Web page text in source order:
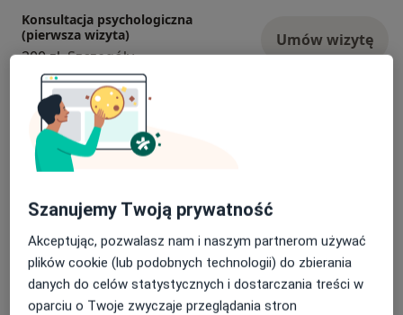
Konsultacja psychologiczna
(pierwsza wizyta)
200 zł Szczegóły
Umów wizytę
Konsultacja psychologiczna online
160 zł Szczegóły
400 zł Szczegóły
Konsultacja psychologiczna (kolejna
wizyta)
180 zł Szczegóły
Umów wizytę
Szanujemy Twoją prywatność
Akceptując, pozwalasz nam i naszym partnerom używać
plików cookie (lub podobnych technologii) do zbierania
danych do celów statystycznych i dostarczania treści w
oparciu o Twoje zwyczaje przeglądania stron